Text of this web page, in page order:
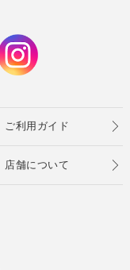
ご利用ガイド
店舗について